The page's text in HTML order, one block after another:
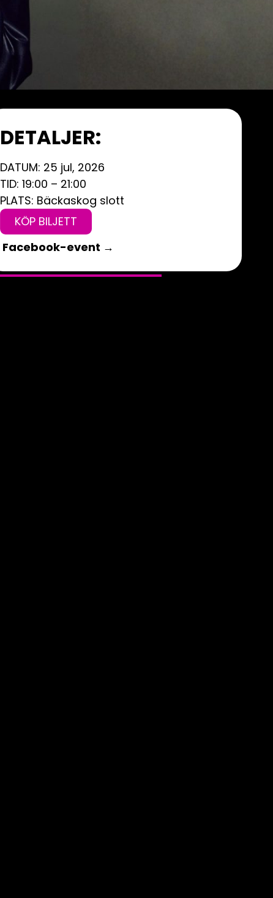
DETALJER:
DATUM: 25 jul, 2026
TID: 19:00 – 21:00
PLATS: Bäckaskog slott
KÖP BILJETT
Facebook-event →